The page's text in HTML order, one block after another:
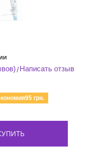
/Написать отзыв
грн.